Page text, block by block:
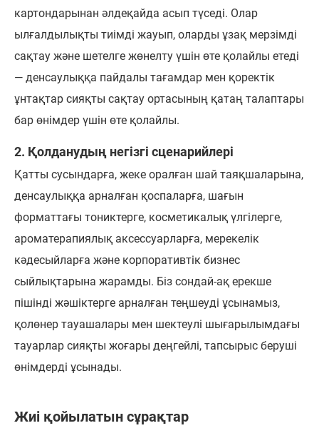
картондарынан әлдеқайда асып түседі. Олар
ылғалдылықты тиімді жауып, оларды ұзақ мерзімді
сақтау және шетелге жөнелту үшін өте қолайлы етеді
— денсаулыққа пайдалы тағамдар мен қоректік
ұнтақтар сияқты сақтау ортасының қатаң талаптары
бар өнімдер үшін өте қолайлы.
2. Қолданудың негізгі сценарийлері
Қатты сусындарға, жеке оралған шай таяқшаларына,
денсаулыққа арналған қоспаларға, шағын
форматтағы тониктерге, косметикалық үлгілерге,
ароматерапиялық аксессуарларға, мерекелік
кәдесыйларға және корпоративтік бизнес
сыйлықтарына жарамды. Біз сондай-ақ ерекше
пішінді жәшіктерге арналған теңшеуді ұсынамыз,
қолөнер тауашалары мен шектеулі шығарылымдағы
тауарлар сияқты жоғары деңгейлі, тапсырыс беруші
өнімдерді ұсынады.
Жиі қойылатын сұрақтар